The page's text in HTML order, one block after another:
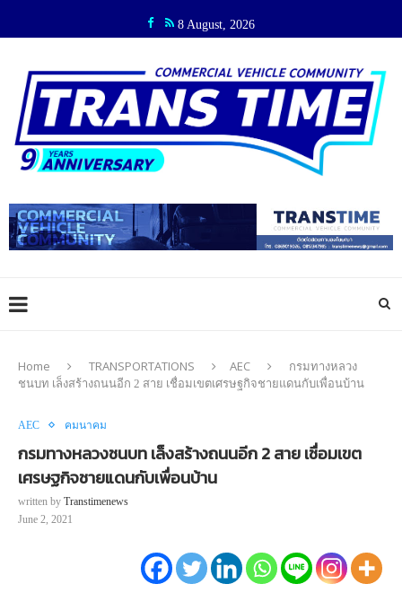
8 August, 2026
Home TRANSPORTATIONS AEC
กรมทางหลวง
ชนบท เล็งสร้างถนนอีก 2 สาย เชื่อมเขตเศรษฐกิจชายแดนกับเพื่อนบ้าน
AEC คมนาคม
กรมทางหลวงชนบท เล็งสร้างถนนอีก 2 สาย เชื่อมเขต
เศรษฐกิจชายแดนกับเพื่อนบ้าน
written by Transtimenews
June 2, 2021